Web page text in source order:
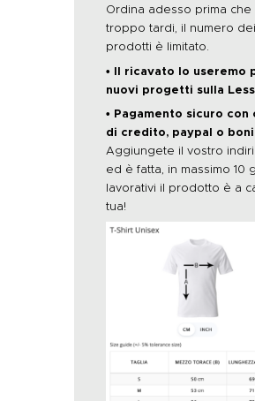
Ordina adesso prima che
troppo tardi, il numero dei
prodotti è limitato.
• Il ricavato lo useremo
nuovi progetti sulla
• Pagamento sicuro con
di credito, paypal o
Aggiungete il vostro
ed è fatta, in massimo 10
lavorativi il prodotto è a
tua!